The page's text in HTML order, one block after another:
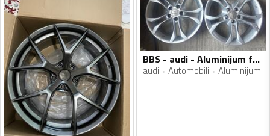
BBS - audi - Aluminijum felne
audi Automobili Aluminijum